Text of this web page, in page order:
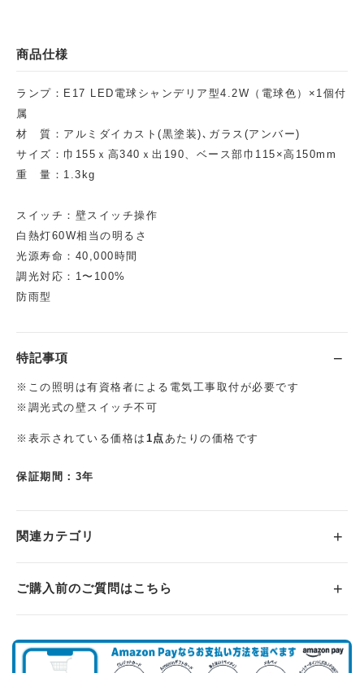
商品仕様
ランプ：E17 LED電球シャンデリア型4.2W（電球色）×1個付
属
材 質：アルミダイカスト(黒塗装)､ガラス(アンバー)
サイズ：巾155ｘ高340ｘ出190、ベース部巾115×高150mm
重 量：1.3kg
スイッチ：壁スイッチ操作
白熱灯60W相当の明るさ
光源寿命：40,000時間
調光対応：1〜100%
防雨型
特記事項
※この照明は有資格者による電気工事取付が必要です
※調光式の壁スイッチ不可
※表示されている価格は 1点あたりの価格です
保証期間：3年
関連カテゴリ
ご購入前のご質問はこちら